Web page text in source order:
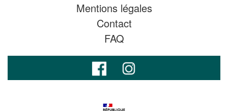
Mentions légales
Contact
FAQ